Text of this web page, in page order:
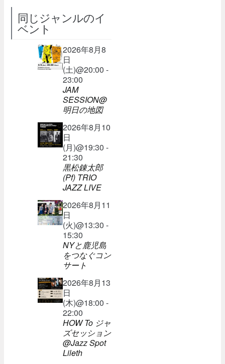
同じジャンルのイ
ベント
2026年8月8
日
(土)@20:00 -
23:00
JAM
SESSION@
明日の地図
2026年8月10
日
(月)@19:30 -
21:30
黒松錬太郎
(Pf) TRIO
JAZZ LIVE
2026年8月11
日
(火)@13:30 -
15:30
NYと鹿児島
をつなぐコン
サート
2026年8月13
日
(木)@18:00 -
22:00
HOW To ジャ
ズセッション
@Jazz Spot
Lileth